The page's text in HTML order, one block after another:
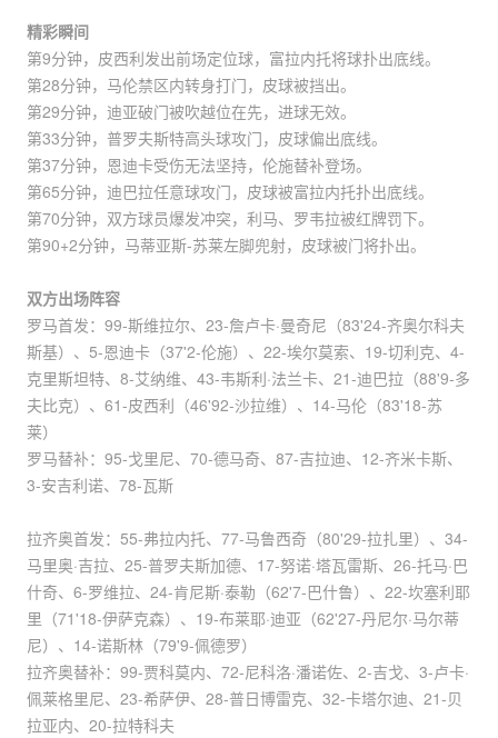
精彩瞬间
第9分钟，皮西利发出前场定位球，富拉内托将球扑出底线。
第28分钟，马伦禁区内转身打门，皮球被挡出。
第29分钟，迪亚破门被吹越位在先，进球无效。
第33分钟，普罗夫斯特高头球攻门，皮球偏出底线。
第37分钟，恩迪卡受伤无法坚持，伦施替补登场。
第65分钟，迪巴拉任意球攻门，皮球被富拉内托扑出底线。
第70分钟，双方球员爆发冲突，利马、罗韦拉被红牌罚下。
第90+2分钟，马蒂亚斯-苏莱左脚兜射，皮球被门将扑出。
双方出场阵容
罗马首发：99-斯维拉尔、23-詹卢卡·曼奇尼（83'24-齐奥尔科夫
斯基）、5-恩迪卡（37'2-伦施）、22-埃尔莫索、19-切利克、4-
克里斯坦特、8-艾纳维、43-韦斯利·法兰卡、21-迪巴拉（88'9-多
夫比克）、61-皮西利（46'92-沙拉维）、14-马伦（83'18-苏
莱）
罗马替补：95-戈里尼、70-德马奇、87-吉拉迪、12-齐米卡斯、
3-安吉利诺、78-瓦斯
拉齐奥首发：55-弗拉内托、77-马鲁西奇（80'29-拉扎里）、34-
马里奥·吉拉、25-普罗夫斯加德、17-努诺·塔瓦雷斯、26-托马·巴
什奇、6-罗维拉、24-肯尼斯·泰勒（62'7-巴什鲁）、22-坎塞利耶
里（71'18-伊萨克森）、19-布莱耶·迪亚（62'27-丹尼尔·马尔蒂
尼）、14-诺斯林（79'9-佩德罗）
拉齐奥替补：99-贾科莫内、72-尼科洛·潘诺佐、2-吉戈、3-卢卡·
佩莱格里尼、23-希萨伊、28-普日博雷克、32-卡塔尔迪、21-贝
拉亚内、20-拉特科夫